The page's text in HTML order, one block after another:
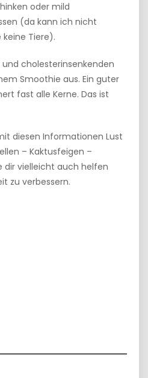
oder mild
(da kann ich nicht
Tiere).
cholesterinsenkenden
Smoothie aus. Ein guter
fast alle Kerne. Das ist
diesen Informationen Lust
– Kaktusfeigen –
dir vielleicht auch helfen
zu verbessern.